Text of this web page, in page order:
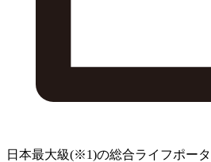
日本最大級(※1)の総合ライフポー